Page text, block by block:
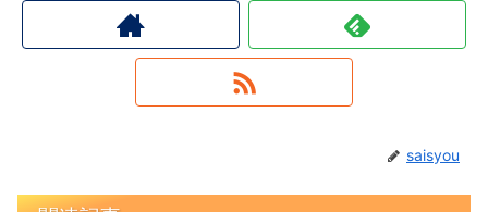
saisyou